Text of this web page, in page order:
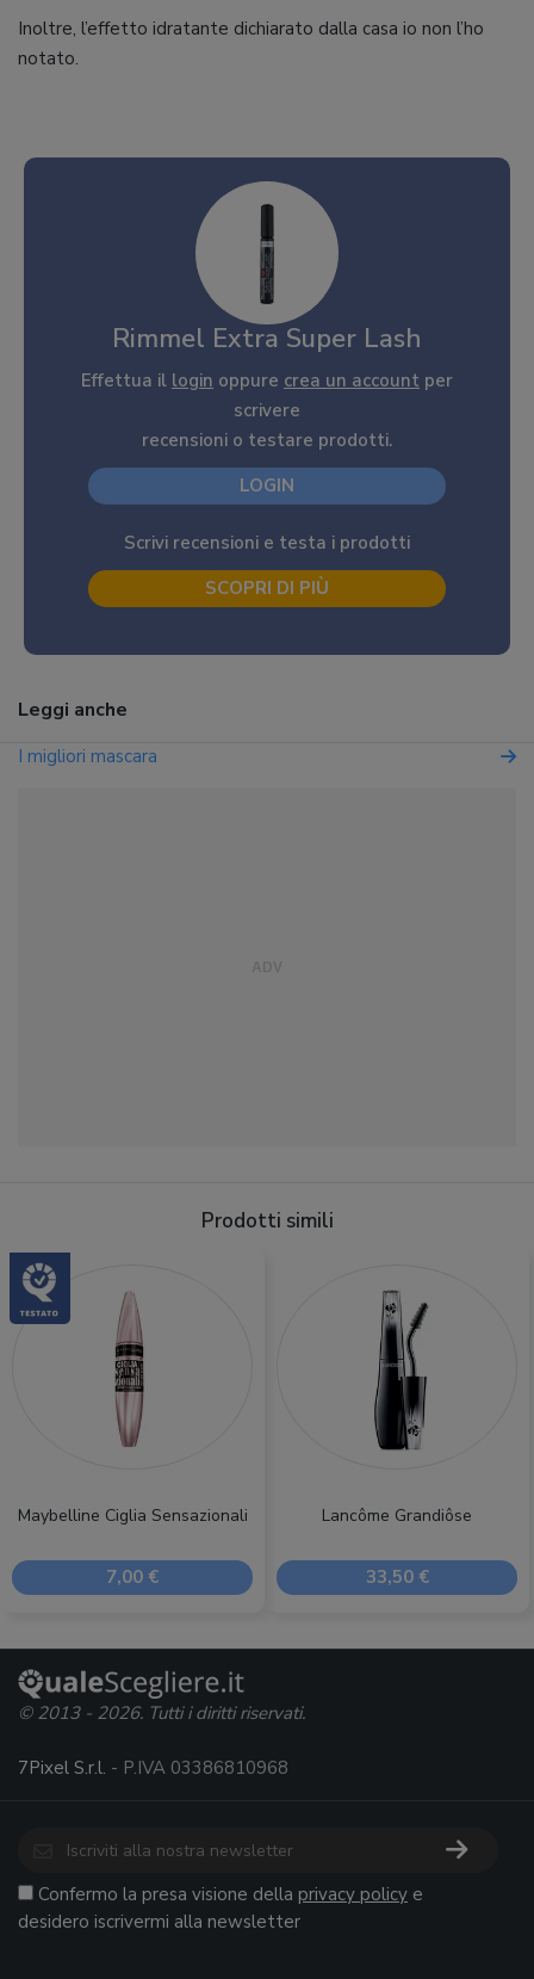
Inoltre, l’effetto idratante dichiarato dalla casa io non l’ho
notato.
Rimmel Extra Super Lash
Effettua il login oppure crea un account per
scrivere
recensioni o testare prodotti.
LOGIN
Scrivi recensioni e testa i prodotti
SCOPRI DI PIÙ
Leggi anche
I migliori mascara
Prodotti simili
Maybelline Ciglia Sensazionali
7,00 €
Lancôme Grandiôse
33,50 €
© 2013 - 2026. Tutti i diritti riservati.
7Pixel S.r.l. - P.IVA 03386810968
Confermo la presa visione della privacy policy e
desidero iscrivermi alla newsletter